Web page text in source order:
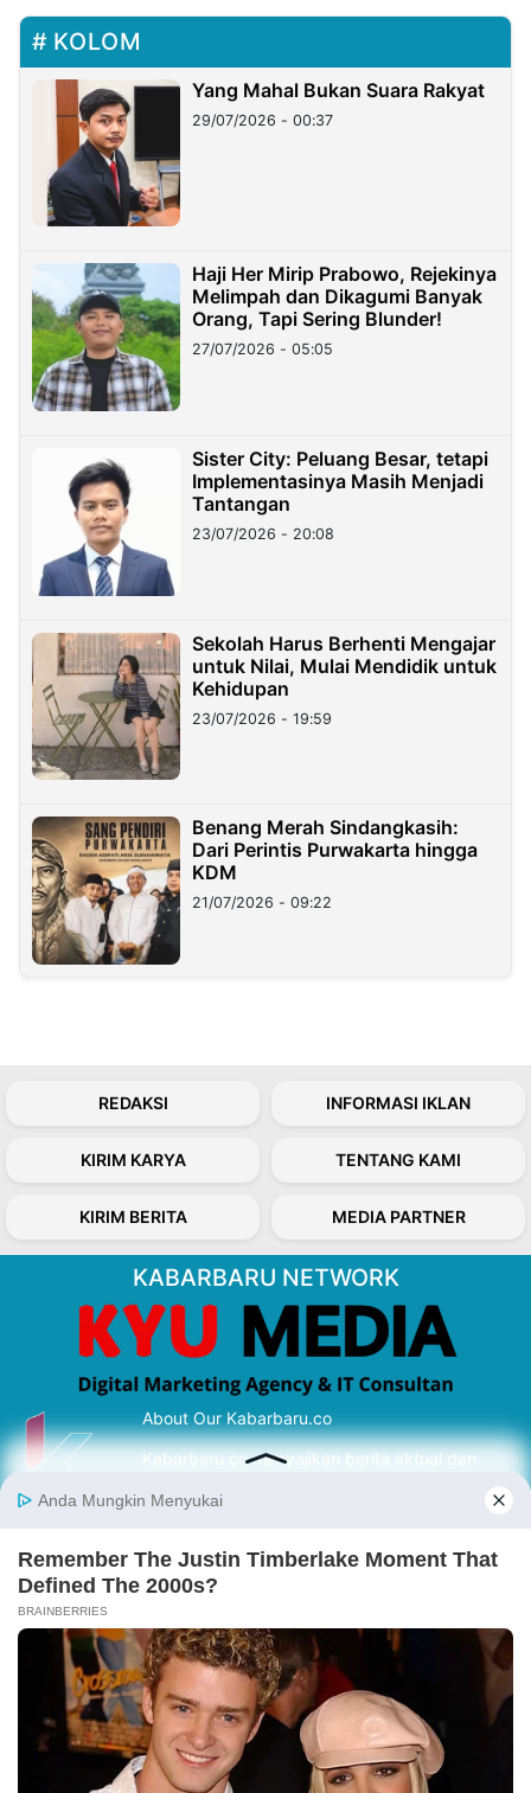
KOLOM
Yang Mahal Bukan Suara Rakyat
29/07/2026 - 00:37
Haji Her Mirip Prabowo, Rejekinya
Melimpah dan Dikagumi Banyak
Orang, Tapi Sering Blunder!
27/07/2026 - 05:05
Sister City: Peluang Besar, tetapi
Implementasinya Masih Menjadi
Tantangan
23/07/2026 - 20:08
Sekolah Harus Berhenti Mengajar
untuk Nilai, Mulai Mendidik untuk
Kehidupan
23/07/2026 - 19:59
Benang Merah Sindangkasih:
Dari Perintis Purwakarta hingga
KDM
21/07/2026 - 09:22
REDAKSI INFORMASI IKLAN
KIRIM KARYA TENTANG KAMI
KIRIM BERITA MEDIA PARTNER
KABARBARU NETWORK
About Our Kabarbaru.co
Kabarbaru.co menyajikan berita aktual dan
serta terverifikasi dari sumber yang tepat.
Follow Kabarbaru
Kabarbaru.co
Copyright © 2026. All rights reserved